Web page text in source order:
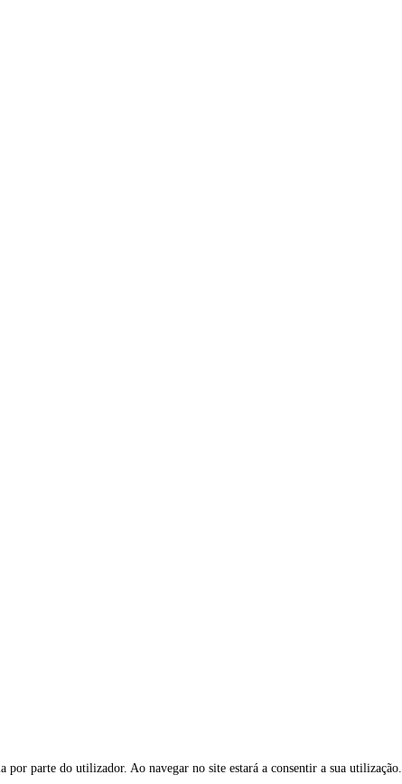
parte do utilizador. Ao navegar no site estará a consentir a sua utilização.